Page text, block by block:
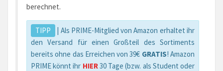
berechnet.
TIPP
| Als PRIME-Mitglied von Amazon erhaltet ihr
den Versand für einen Großteil des Sortiments
bereits ohne das Erreichen von 39€ GRATIS! Amazon
PRIME könnt ihr HIER30 Tage (bzw. als Student oder